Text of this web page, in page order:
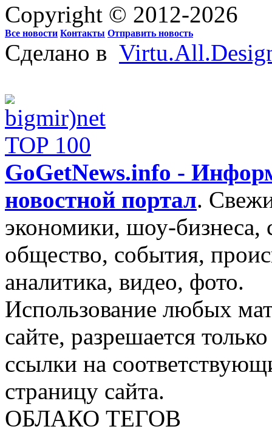
Copyright © 2012-2026
Все новости Контакты Отправить новость
Сделано в
GoGetNews.info -
новостной портал.
экономики, шоу-бизнеса,
общество, события,
аналитика, видео, фото.
Использование любых
сайте, разрешается
ссылки на
страницу сайта.
ОБЛАКО ТЕГОВ